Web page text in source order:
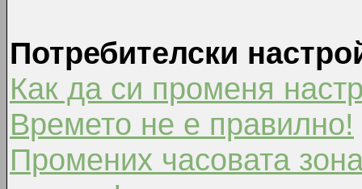
Потребителски
Как да си променя
Времето не е правилно!
Промених часовата